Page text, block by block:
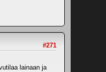
#271
lainaan ja